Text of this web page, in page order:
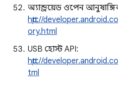
অ্যান্ড্রয়েড ওপেন
http://
ory.html
USB হোস্ট API:
http://
tml